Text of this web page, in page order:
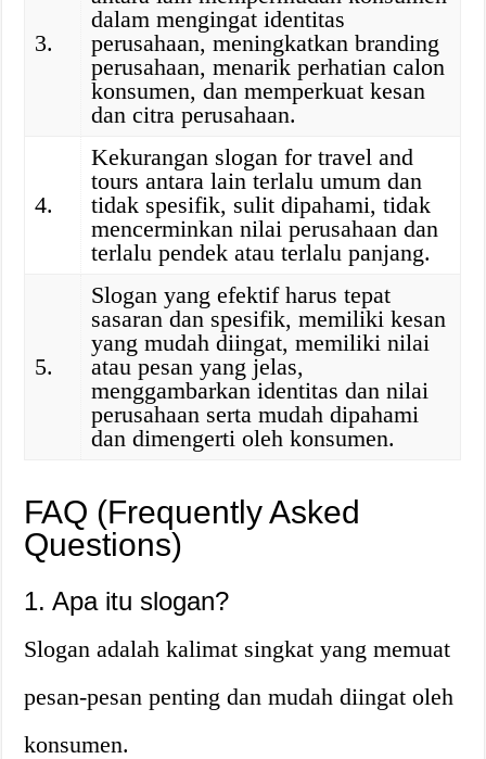
3.
dalam mengingat identitas
perusahaan, meningkatkan branding
perusahaan, menarik perhatian calon
konsumen, dan memperkuat kesan
dan citra perusahaan.
4.
Kekurangan slogan for travel and
tours antara lain terlalu umum dan
tidak spesifik, sulit dipahami, tidak
mencerminkan nilai perusahaan dan
terlalu pendek atau terlalu panjang.
5.
Slogan yang efektif harus tepat
sasaran dan spesifik, memiliki kesan
yang mudah diingat, memiliki nilai
atau pesan yang jelas,
menggambarkan identitas dan nilai
perusahaan serta mudah dipahami
dan dimengerti oleh konsumen.
FAQ (Frequently Asked
Questions)
1. Apa itu slogan?
Slogan adalah kalimat singkat yang memuat
pesan-pesan penting dan mudah diingat oleh
konsumen.